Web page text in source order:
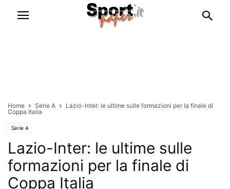
Home Serie A
Lazio-Inter: le ultime sulle formazioni per la finale di
Coppa Italia
Serie A
Lazio-Inter: le ultime sulle
formazioni per la finale di
Coppa Italia